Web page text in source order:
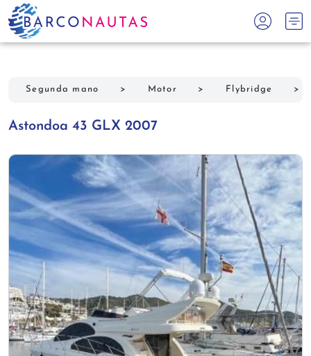
Segunda mano > Motor > Flybridge >
Astondoa 43 GLX 2007